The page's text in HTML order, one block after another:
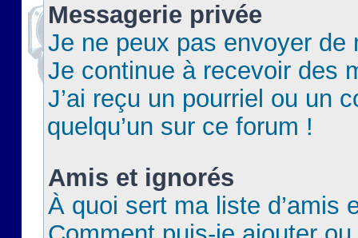
Messagerie privée
Je ne peux pas envoyer de
Je continue à recevoir des
J’ai reçu un pourriel ou un
quelqu’un sur ce forum !
Amis et ignorés
À quoi sert ma liste d’amis